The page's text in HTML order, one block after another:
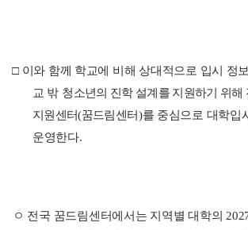
□ 이와 함께 학교에 비해 상대적으로 입시 정
교 밖 청소년의 진학 설계를 지원하기 위해
지원센터(꿈드림센터)를 중심으로 대학입
운영한다.
ㅇ 전국 꿈드림센터에서는 지역별 대학의